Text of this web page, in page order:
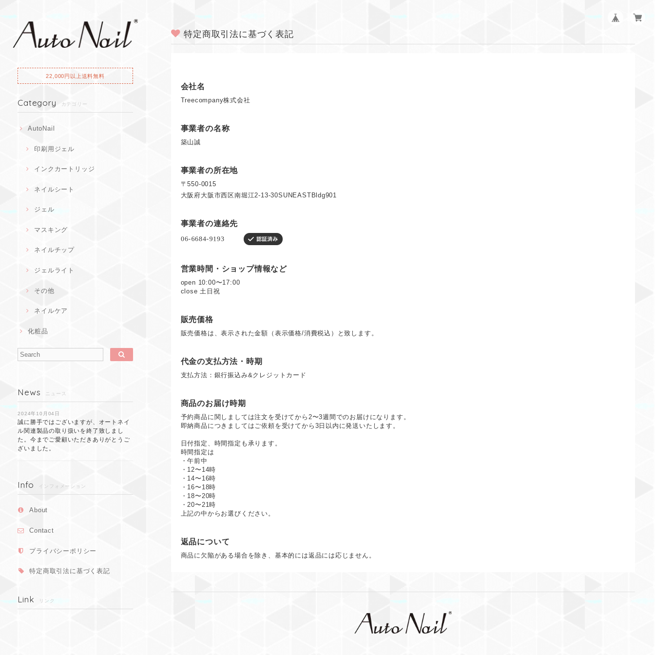
22,000円以上送料無料
Category カテゴリー
AutoNail
印刷用ジェル
インクカートリッジ
ネイルシート
ジェル
マスキング
ネイルチップ
ジェルライト
その他
ネイルケア
化粧品
News ニュース
2024年10月04日
誠に勝手ではございますが、オートネイ
ル関連製品の取り扱いを終了致しまし
た。今までご愛顧いただきありがとうご
ざいました。
Info インフォメーション
About
Contact
プライバシーポリシー
特定商取引法に基づく表記
Link リンク
特定商取引法に基づく表記
会社名
Treecompany株式会社
事業者の名称
築山誠
事業者の所在地
〒550-0015
大阪府大阪市西区南堀江2-13-30SUNEASTBldg901
事業者の連絡先
営業時間・ショップ情報など
open 10:00〜17:00
close 土日祝
販売価格
販売価格は、表示された金額（表示価格/消費税込）と致します。
代金の支払方法・時期
支払方法：銀行振込み&クレジットカード
商品のお届け時期
予約商品に関しましては注文を受けてから2〜3週間でのお届けになります。
即納商品につきましてはご依頼を受けてから3日以内に発送いたします。
日付指定、時間指定も承ります。
時間指定は
・午前中
・12〜14時
・14〜16時
・16〜18時
・18〜20時
・20〜21時
上記の中からお選びください。
返品について
商品に欠陥がある場合を除き、基本的には返品には応じません。